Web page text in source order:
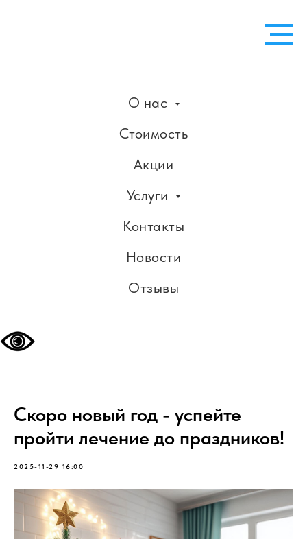
О нас
Стоимость
Акции
Услуги
Контакты
Новости
Отзывы
Скоро новый год - успейте
пройти лечение до праздников!
2025-11-29 16:00